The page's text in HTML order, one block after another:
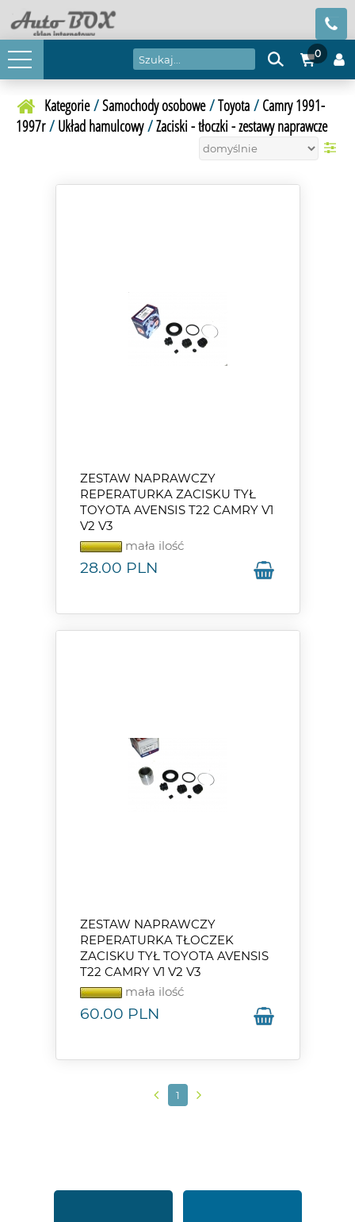
0
Kategorie/Samochody osobowe/Toyota/ Camry 1991-
1997r/ Układ hamulcowy/Zaciski - tłoczki - zestawy naprawcze
ZESTAW NAPRAWCZY
REPERATURKA ZACISKU TYŁ
TOYOTA AVENSIS T22 CAMRY V1
V2 V3
mała ilość
28.00 PLN
ZESTAW NAPRAWCZY
REPERATURKA TŁOCZEK
ZACISKU TYŁ TOYOTA AVENSIS
T22 CAMRY V1 V2 V3
mała ilość
60.00 PLN
1